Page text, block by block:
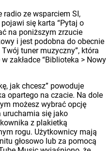
radio ze wsparciem SI,
się karta “Pytaj o
na poniższym zrzucie
i jest podobna do obecnie
tuner muzyczny”, która
zakładce “Biblioteka > Nowy
jak chcesz” powoduje
opartego na czacie. Na dole
możesz wybrać opcję
uruchamia się jako
z plakietką
rogu. Użytkownicy mają
głosowo lub za pomocą